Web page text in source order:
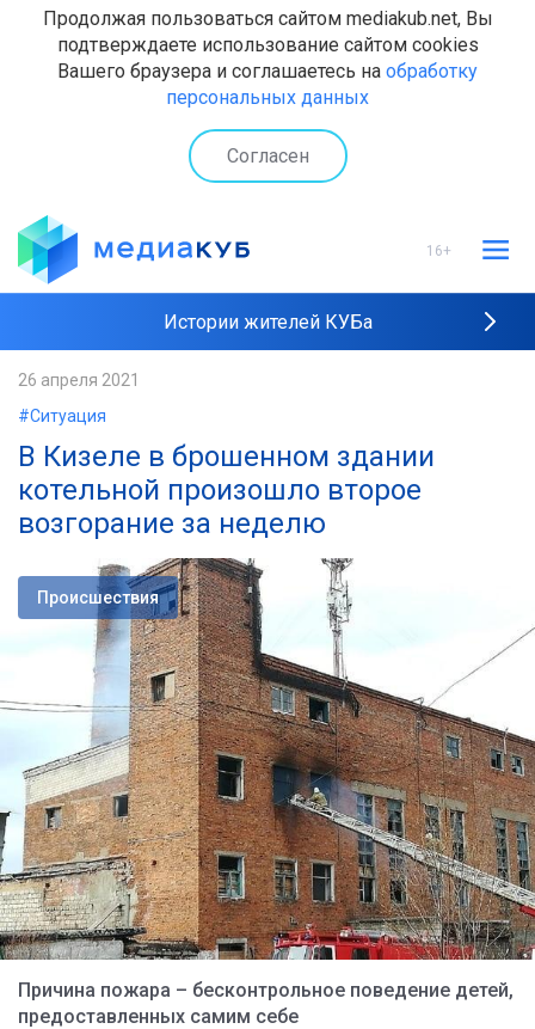
Продолжая пользоваться сайтом mediakub.net, Вы
подтверждаете использование сайтом cookies
Вашего браузера и соглашаетесь на обработку
персональных данных
Согласен
16+
Истории жителей КУБа
26 апреля 2021
#Ситуация
​В Кизеле в брошенном здании
котельной произошло второе
возгорание за неделю
Происшествия
Причина пожара – бесконтрольное поведение детей,
предоставленных самим себе